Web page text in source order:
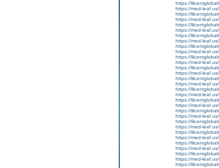
https://
https://med-leaf.us/
https://
https://med-leaf.us/
https://
https://med-leaf.us/
https://
https://med-leaf.us/
https://
https://med-leaf.us/
https://
https://med-leaf.us/
https://
https://med-leaf.us/
https://
https://med-leaf.us/
https://
https://med-leaf.us/
https://
https://med-leaf.us/
https://
https://med-leaf.us/
https://
https://med-leaf.us/
https://
https://med-leaf.us/
https://
https://med-leaf.us/
https://
https://med-leaf.us/
https://